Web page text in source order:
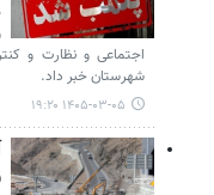
اجتماعی و نظارت و
شهرستان خبر داد.
۱۴۰۵-۰۳-۰۵ ۱۹:۲۰